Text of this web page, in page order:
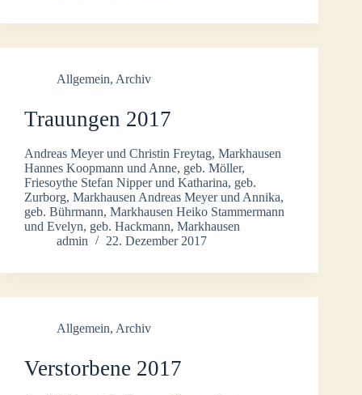
Allgemein, Archiv
Trauungen 2017
Andreas Meyer und Christin Freytag, Markhausen
Hannes Koopmann und Anne, geb. Möller,
Friesoythe Stefan Nipper und Katharina, geb.
Zurborg, Markhausen Andreas Meyer und Annika,
geb. Bührmann, Markhausen Heiko Stammermann
und Evelyn, geb. Hackmann, Markhausen
admin
22. Dezember 2017
Allgemein, Archiv
Verstorbene 2017